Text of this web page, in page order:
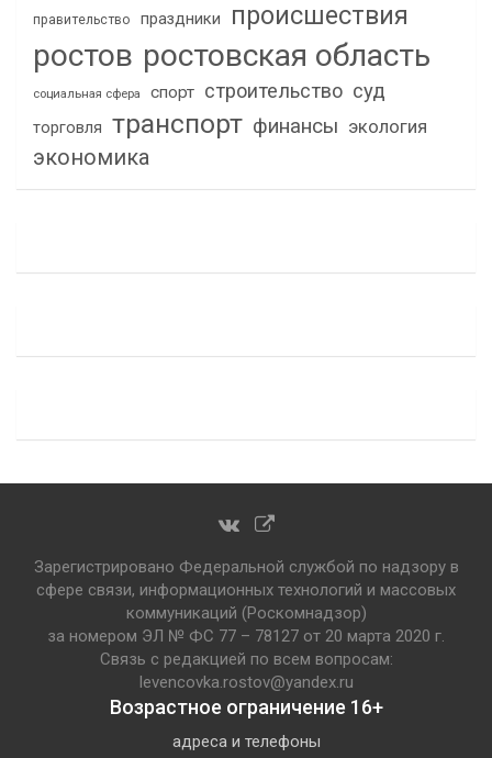
правительство праздники происшествия
ростов ростовская область
социальная сфера спорт строительство суд
торговля транспорт финансы экология
экономика
Зарегистрировано Федеральной службой по надзору в
сфере связи, информационных технологий и массовых
коммуникаций (Роскомнадзор)
за номером ЭЛ № ФС 77 – 78127 от 20 марта 2020 г.
Связь с редакцией по всем вопросам:
levencovka.rostov@yandex.ru
Возрастное ограничение 16+
адреса и телефоны